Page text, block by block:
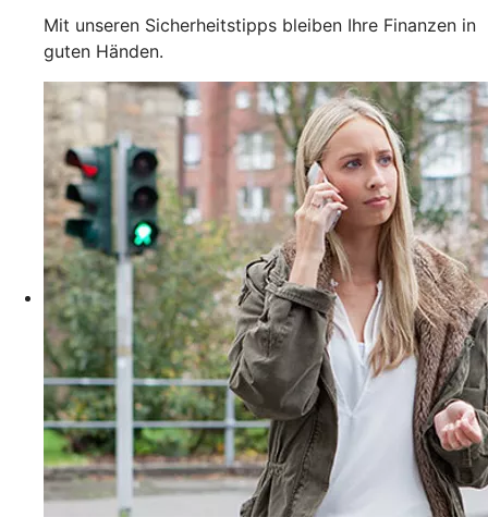
Mit unseren Sicherheitstipps bleiben Ihre Finanzen in
guten Händen.